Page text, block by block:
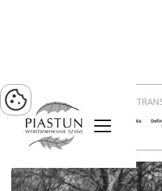
PROJEKT ZIELONA